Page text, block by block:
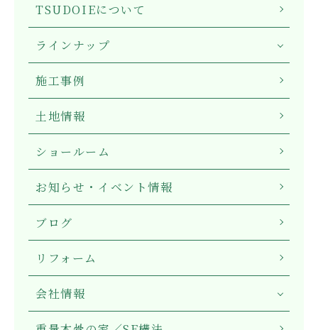
TSUDOIEについて
ラインナップ
施工事例
土地情報
ショールーム
お知らせ・イベント情報
ブログ
リフォーム
会社情報